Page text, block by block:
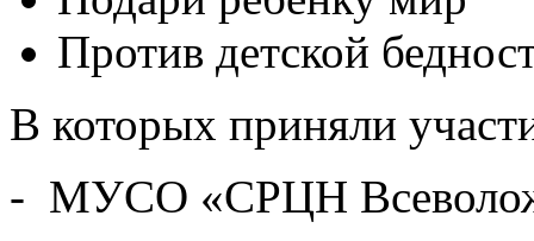
Против детской
В которых приняли
- МУСО «СРЦН